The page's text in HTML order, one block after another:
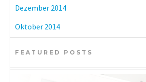
Dezember 2014
Oktober 2014
FEATURED POSTS